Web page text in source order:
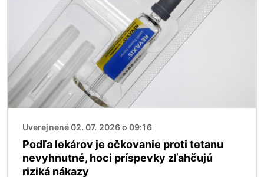
Uverejnené 02. 07. 2026 o 09:16
Podľa lekárov je očkovanie proti tetanu
nevyhnutné, hoci príspevky zľahčujú
riziká nákazy